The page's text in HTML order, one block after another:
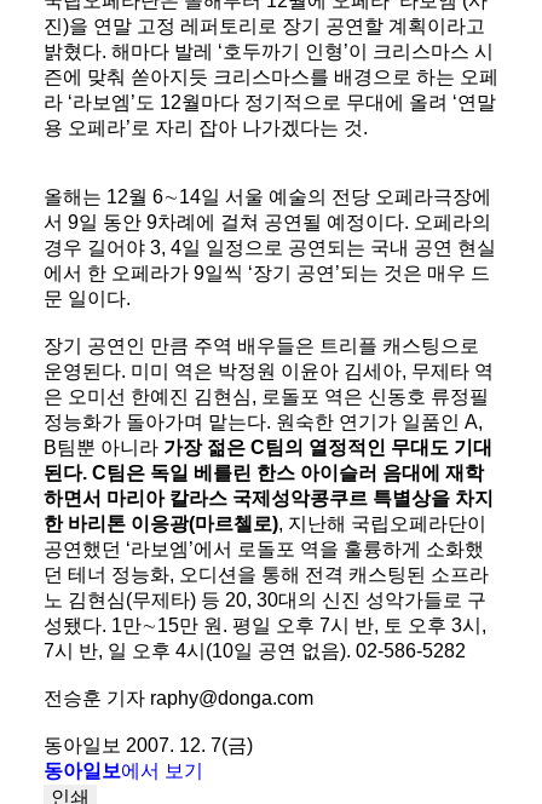
진)을 연말 고정 레퍼토리로 장기 공연할 계획이라고
밝혔다. 해마다 발레 ‘호두까기 인형’이 크리스마스 시
즌에 맞춰 쏟아지듯 크리스마스를 배경으로 하는 오페
라 ‘라보엠’도 12월마다 정기적으로 무대에 올려 ‘연말
용 오페라’로 자리 잡아 나가겠다는 것.
올해는 12월 6∼14일 서울 예술의 전당 오페라극장에
서 9일 동안 9차례에 걸쳐 공연될 예정이다. 오페라의
경우 길어야 3, 4일 일정으로 공연되는 국내 공연 현실
에서 한 오페라가 9일씩 ‘장기 공연’되는 것은 매우 드
문 일이다.
장기 공연인 만큼 주역 배우들은 트리플 캐스팅으로
운영된다. 미미 역은 박정원 이윤아 김세아, 무제타 역
은 오미선 한예진 김현심, 로돌포 역은 신동호 류정필
정능화가 돌아가며 맡는다. 원숙한 연기가 일품인 A,
B팀뿐 아니라 가장 젊은 C팀의 열정적인 무대도 기대
된다. C팀은 독일 베를린 한스 아이슬러 음대에 재학
하면서 마리아 칼라스 국제성악콩쿠르 특별상을 차지
한 바리톤 이응광(마르첼로), 지난해 국립오페라단이
공연했던 ‘라보엠’에서 로돌포 역을 훌륭하게 소화했
던 테너 정능화, 오디션을 통해 전격 캐스팅된 소프라
노 김현심(무제타) 등 20, 30대의 신진 성악가들로 구
성됐다. 1만∼15만 원. 평일 오후 7시 반, 토 오후 3시,
7시 반, 일 오후 4시(10일 공연 없음). 02-586-5282
전승훈 기자 raphy@donga.com
동아일보 2007. 12. 7(금)
동아일보에서 보기
인쇄